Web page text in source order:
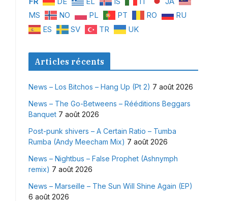
MS
NO PL PT RO
RU
ES
SV TR UK
Articles récents
News – Los Bitchos – Hang Up (Pt 2) 7 août 2026
News – The Go-Betweens – Rééditions Beggars
Banquet 7 août 2026
Post-punk shivers – A Certain Ratio – Tumba
Rumba (Andy Meecham Mix) 7 août 2026
News – Nightbus – False Prophet (Ashnymph
remix) 7 août 2026
News – Marseille – The Sun Will Shine Again (EP)
6 août 2026